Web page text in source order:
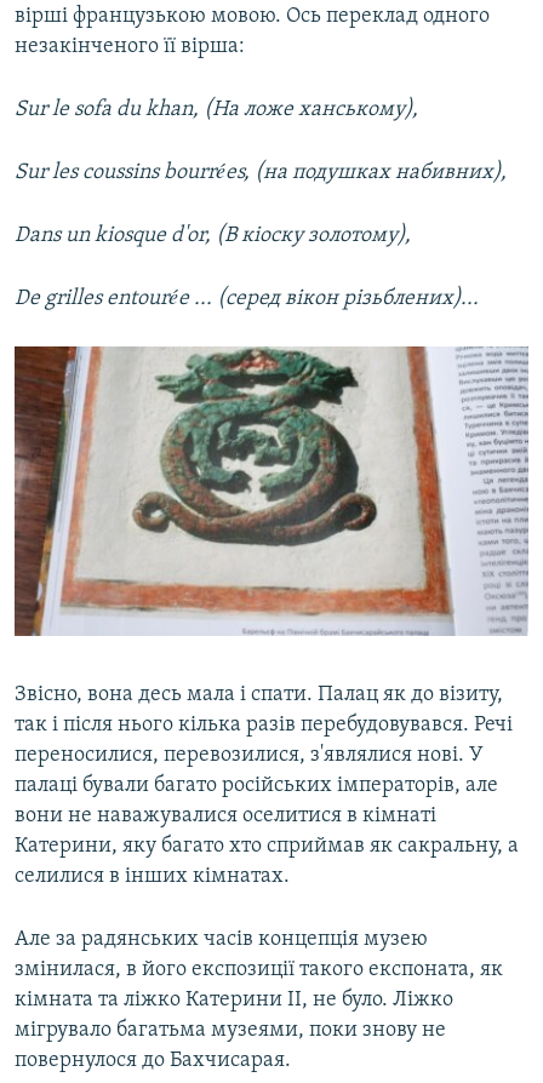
вірші французькою мовою. Ось переклад одного
незакінченого її вірша:
Sur le sofa du khan, (На ложе ханському),
Sur les coussins bourrées, (на подушках набивних),
Dans un kiosque d'or, (В кіоску золотому),
De grilles entourée ... (серед вікон різьблених)...
Звісно, вона десь мала і спати. Палац як до візиту,
так і після нього кілька разів перебудовувався. Речі
переносилися, перевозилися, з'являлися нові. У
палаці бували багато російських імператорів, але
вони не наважувалися оселитися в кімнаті
Катерини, яку багато хто сприймав як сакральну, а
селилися в інших кімнатах.
Але за радянських часів концепція музею
змінилася, в його експозиції такого експоната, як
кімната та ліжко Катерини II, не було. Ліжко
мігрувало багатьма музеями, поки знову не
повернулося до Бахчисарая.